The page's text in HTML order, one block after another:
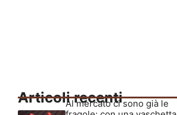
Articoli recenti
Al mercato ci sono già le